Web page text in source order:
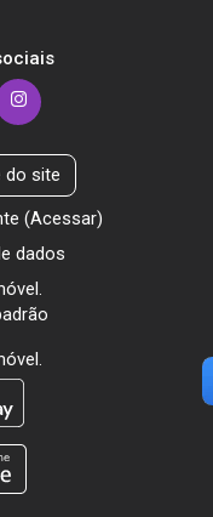
do site
(Acessar)
dados